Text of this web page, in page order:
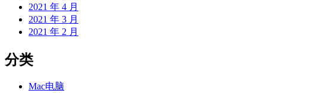
2021 年 4 月
2021 年 3 月
2021 年 2 月
分类
Mac电脑